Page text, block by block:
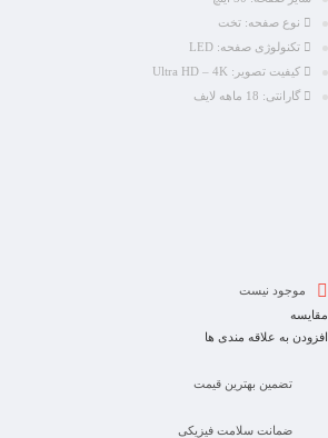
نوع صفحه: تخت
تکنولوژی صفحه:
کیفیت تصویر:
گارانتی:
موجود نیست
مقایسه
افزودن به علاقه مندی ها
تضمین بهترین قیمت
ضمانت سلامت فیزیکی